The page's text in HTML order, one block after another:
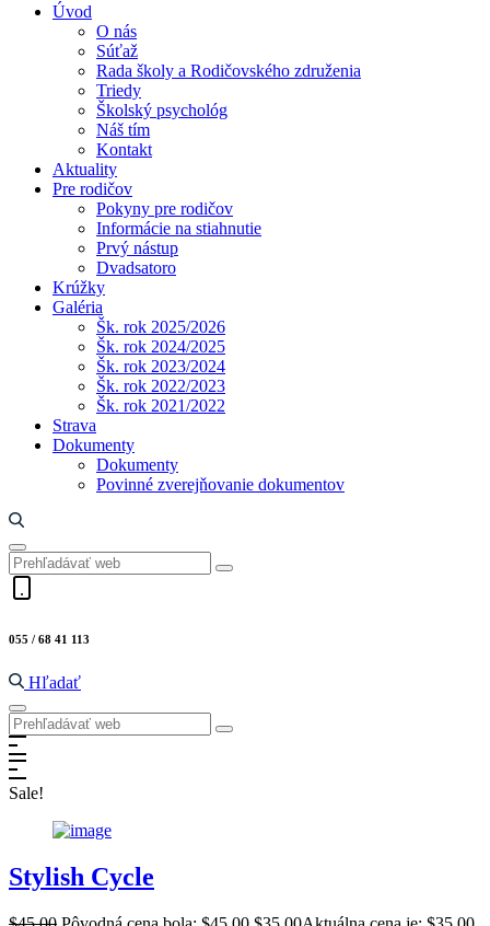
Úvod
O nás
Súťaž
Rada školy a Rodičovského združenia
Triedy
Školský psychológ
Náš tím
Kontakt
Aktuality
Pre rodičov
Pokyny pre rodičov
Informácie na stiahnutie
Prvý nástup
Dvadsatoro
Krúžky
Galéria
Šk. rok 2025/2026
Šk. rok 2024/2025
Šk. rok 2023/2024
Šk. rok 2022/2023
Šk. rok 2021/2022
Strava
Dokumenty
Dokumenty
Povinné zverejňovanie dokumentov
055 / 68 41 113
Hľadať
Sale!
Stylish Cycle